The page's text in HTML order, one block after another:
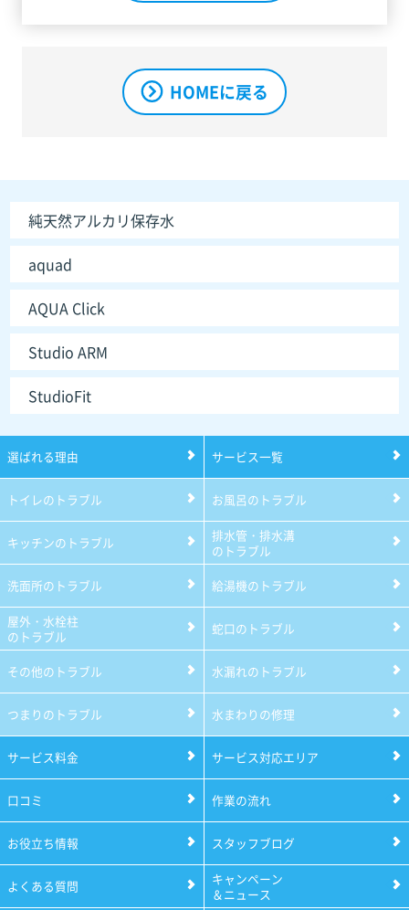
HOMEに戻る
純天然アルカリ保存水
aquad
AQUA Click
Studio ARM
StudioFit
選ばれる理由 サービス一覧
トイレのトラブル お風呂のトラブル
キッチンのトラブル
排水管・排水溝
のトラブル
洗面所のトラブル
給湯機のトラブル
屋外・水栓柱
のトラブル
蛇口のトラブル
その他のトラブル 水漏れのトラブル
つまりのトラブル 水まわりの修理
サービス料金 サービス対応エリア
口コミ 作業の流れ
お役立ち情報 スタッフブログ
よくある質問
キャンペーン
＆ニュース